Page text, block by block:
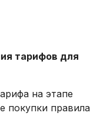
тарифов для
на этапе
покупки правила